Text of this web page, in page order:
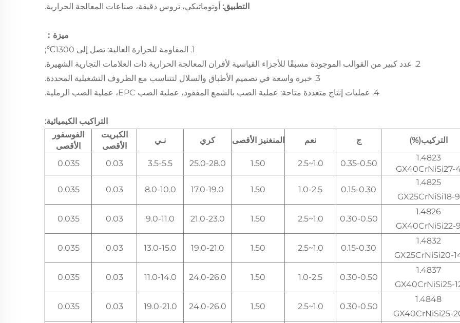
التطبيق: أوتوماتيكي، تروس دقيقة، صناعات المعالجة الحرارية.
ميزة：
1. المقاومة للحرارة العالية: تصل إلى 1300℃;
2. عدد كبير من القوالب الموجودة مسبقًا للأجزاء القياسية لأفران المعالجة الحرارية ذات العلامات التجارية الشهيرة.
3. خبرة واسعة في تصميم الأطباق والسلال لتتناسب مع الظروف التشغيلية المحددة.
4. عمليات إنتاج متعددة متاحة: عملية الصب بالشمع المفقود، عملية الصب EPC، عملية الصب الرملية.
التراكيب الكيميائية:
التركيب(%)
ج نعم المنغنيز الأقصى كري نـي
الكبريت
الأقصى
الفوسفور
الأقصى
1.4823
GX40CrNiSi27-
0.35-0.50
1.0~2.5
1.50
25.0-28.0
3.5-5.5
0.03
0.035
1.4825
GX25CrNiSi18-9
0.15-0.30
1.0-2.5
1.50
17.0-19.0
8.0-10.0
0.03
0.035
1.4826
GX40CrNiSi22-
0.30-0.50
1.0~2.5
1.50
21.0-23.0
9.0-11.0
0.03
0.035
1.4832
GX25CrNiSi20-
0.15-0.30
1.0~2.5
1.50
19.0-21.0
13.0-15.0
0.03
0.035
1.4837
GX40CrNiSi25-
0.30-0.50
1.0-2.5
1.50
24.0-26.0
11.0-14.0
0.03
0.035
1.4848
GX40CrNiSi25-
0.30-0.50
1.0~2.5
1.50
24.0-26.0
19.0-21.0
0.03
0.035